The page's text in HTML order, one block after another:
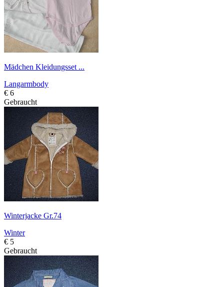
Mädchen Kleidungsset ...
Langarmbody
€ 6
Gebraucht
Winterjacke Gr.74
Winter
€ 5
Gebraucht